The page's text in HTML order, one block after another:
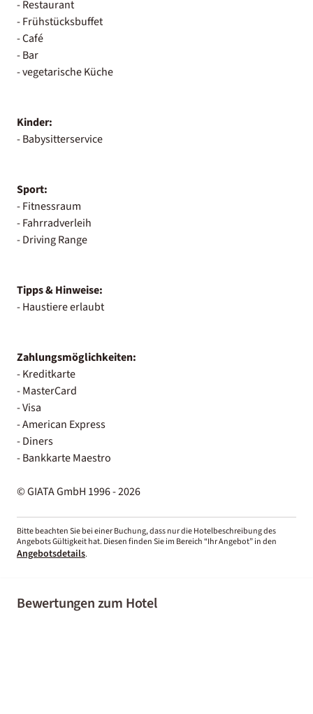
- Restaurant
- Frühstücksbuffet
- Café
- Bar
- vegetarische Küche
Kinder:
- Babysitterservice
Sport:
- Fitnessraum
- Fahrradverleih
- Driving Range
Tipps & Hinweise:
- Haustiere erlaubt
Zahlungsmöglichkeiten:
- Kreditkarte
- MasterCard
- Visa
- American Express
- Diners
- Bankkarte Maestro
© GIATA GmbH 1996 - 2026
Bitte beachten Sie bei einer Buchung, dass nur die Hotelbeschreibung des
Angebots Gültigkeit hat. Diesen finden Sie im Bereich “Ihr Angebot” in den
Angebotsdetails.
Bewertungen zum Hotel